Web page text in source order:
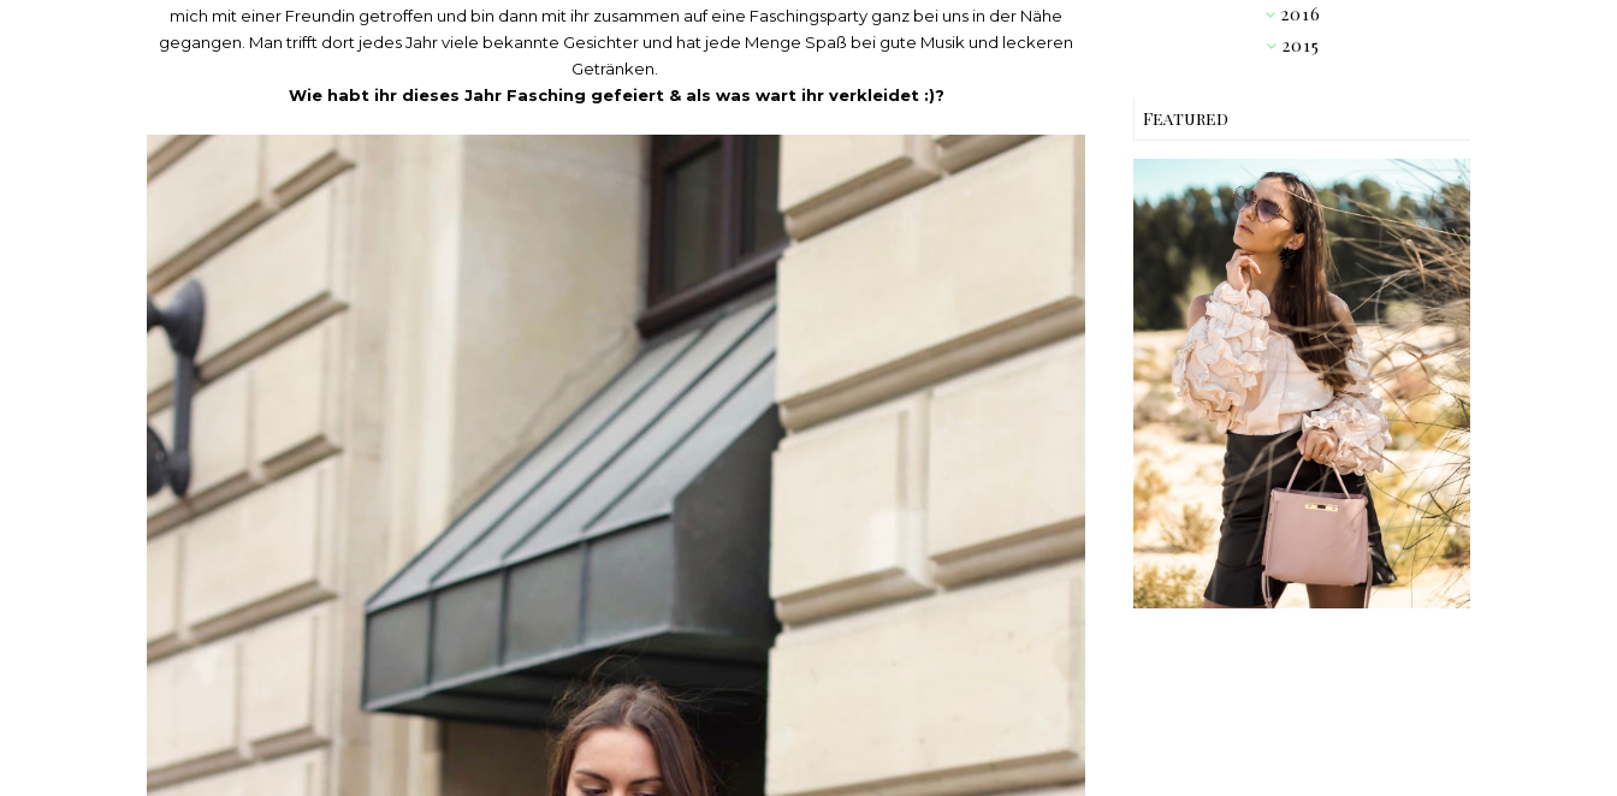
mich mit einer Freundin getroffen und bin dann mit ihr zusammen auf eine Faschingsparty ganz bei uns in der Nähe
gegangen. Man trifft dort jedes Jahr viele bekannte Gesichter und hat jede Menge Spaß bei gute Musik und leckeren
Getränken.
Wie habt ihr dieses Jahr Fasching gefeiert & als was wart ihr verkleidet :)?
▼2016
►2015
Featured
OUTFIT // PINK RUFFLE
BLOUSE W/ HEART
SUNGLASSES